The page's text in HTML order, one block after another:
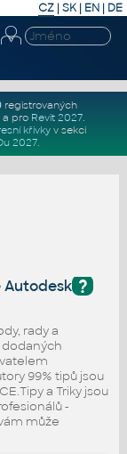
CZ | SK| EN | DE
registrovaných
a pro Revit 2027.
křivkyv sekci
2027.
?
Autodesk
rady a
dodaných
99% tipů jsou
a Triky jsou
-
může